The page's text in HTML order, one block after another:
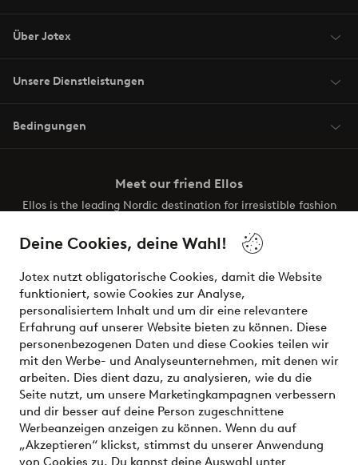
Deine Cookies, deine Wahl!
Jotex nutzt obligatorische Cookies, damit die Website
funktioniert, sowie Cookies zur Analyse,
personalisiertem Inhalt und um dir eine relevantere
Erfahrung auf unserer Website bieten zu können. Diese
personenbezogenen Daten und diese Cookies teilen wir
mit den Werbe- und Analyseunternehmen, mit denen wir
arbeiten. Dies dient dazu, zu analysieren, wie du die
Seite nutzt, um unsere Marketingkampagnen verbessern
und dir besser auf deine Person zugeschnittene
Werbeanzeigen anzeigen zu können. Wenn du auf
„Akzeptieren“ klickst, stimmst du unserer Anwendung
von Cookies zu. Du kannst deine Auswahl unter
Über Jotex
Unsere Dienstleistungen
Bedingungen
Meet our friend Ellos
Ellos is the leading Nordic destination for irresistible fashion
the latest trends, curated to make finding your next look
effortless. It’s all here.
Visit Ellos
Sichere Zahlungen - Jetzt bezahlen oder aufteilen
Möchtest du mehr über unsere
Zahlungsmöglichkeitenerfahren?